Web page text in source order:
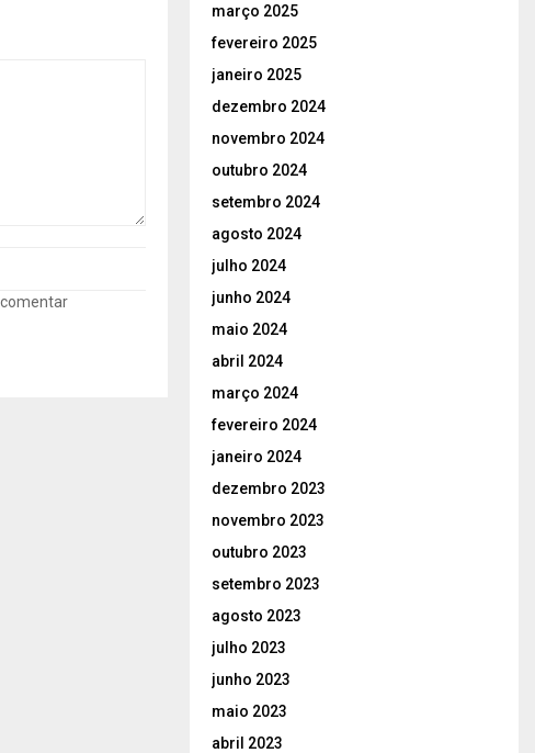
março 2025
fevereiro 2025
janeiro 2025
dezembro 2024
novembro 2024
outubro 2024
setembro 2024
agosto 2024
julho 2024
junho 2024
maio 2024
abril 2024
março 2024
fevereiro 2024
janeiro 2024
dezembro 2023
novembro 2023
outubro 2023
setembro 2023
agosto 2023
julho 2023
junho 2023
maio 2023
abril 2023